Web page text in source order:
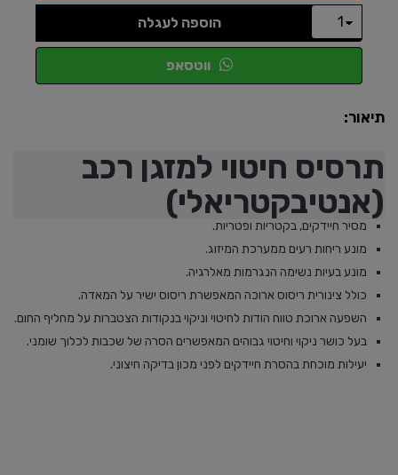
הוספה לעגלה
ווטסאפ
תיאור:
תרסיס חיטוי למזגן רכב
(אנטיבקטריאלי)
מסיר חיידקים, בקטריות ופטריות.
מונע ריחות רעים ממערכת המיזוג.
מונע בעיות נשימה הנגרמות מאלרגיה.
כולל צינורית ריסוס ארוכה המאפשרת ריסוס ישיר על המאדה.
השפעה ארוכת טווח הודות לחיטוי וניקוי בנקודות הצטברות על מחליף החום.
בעל כושר ניקוי וחיטוי גבוהים המאפשרים הסרה של שכבות לכלוך שומני.
יעילות מוכחת בהסרת חיידקים לפני מכון בדיקה חיצוני.